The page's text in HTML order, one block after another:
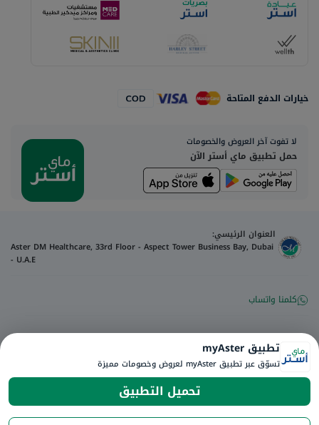
خيارات الدفع المتاحة
لا تفوت آخر العروض والخصومات
حمل تطبيق ماي أستر الآن
العنوان الرئيسي:
Aster DM Healthcare, 33rd Floor - Aspect Tower Business Bay, Dubai
- U.A.E
كلمنا واتساب
تواصل معنا
©
2026
myAster. جميع الحقوق
محفوظة.
رقم الترخيص للإعلان:
Q4FT7HCT-
130325
تطبيق myAster
تسوّق عبر تطبيق myAster لعروض وخصومات مميزة
تحميل التطبيق